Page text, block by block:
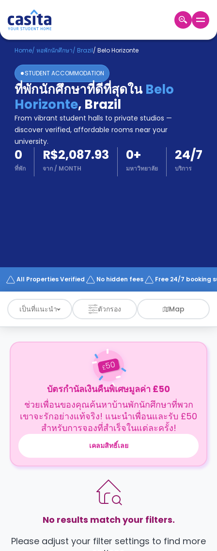
Home TH BRL
เข้าสู่
ระบบ
Booking
Accommodation
About
us
Blog
Refer
And
Earn
Become
Works
Home/ หอพักนักศึกษา/ Brazil/ Belo Horizonte
STUDENT ACCOMMODATION
ที่พักนักศึกษาที่ดีที่สุดใน Belo
Horizonte, Brazil
From vibrant student halls to private studios —
discover verified, affordable rooms near your
university.
0
ที่พัก
R$2,087.93
จาก / MONTH
0+
มหาวิทยาลัย
24/7
บริการ
All Properties Verified No hidden fees Free 24/7 booking
เป็นที่แนะนำ ตัวกรอง Map
£50
บัตรกำนัลเงินคืนพิเศษมูลค่า £50
ช่วยเพื่อนของคุณค้นหาบ้านพักนักศึกษาที่พวก
เขาจะรักอย่างแท้จริง! แนะนำเพื่อนและรับ £50
สำหรับการจองที่สำเร็จในแต่ละครั้ง!
เคลมสิทธิ์เลย
No results match your filters.
Please adjust your filter settings to find more